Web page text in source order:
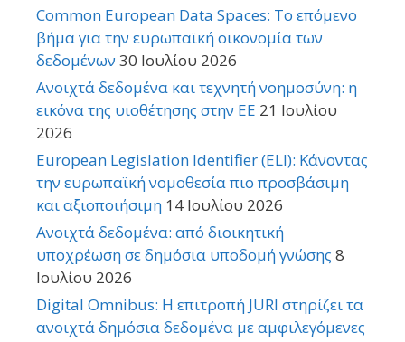
Common European Data Spaces: Το επόμενο
βήμα για την ευρωπαϊκή οικονομία των
δεδομένων 30 Ιουλίου 2026
Ανοιχτά δεδομένα και τεχνητή νοημοσύνη: η
εικόνα της υιοθέτησης στην ΕΕ 21 Ιουλίου
2026
European Legislation Identifier (ELI): Κάνοντας
την ευρωπαϊκή νομοθεσία πιο προσβάσιμη
και αξιοποιήσιμη 14 Ιουλίου 2026
Ανοιχτά δεδομένα: από διοικητική
υποχρέωση σε δημόσια υποδομή γνώσης 8
Ιουλίου 2026
Digital Omnibus: Η επιτροπή JURI στηρίζει τα
ανοιχτά δημόσια δεδομένα με αμφιλεγόμενες